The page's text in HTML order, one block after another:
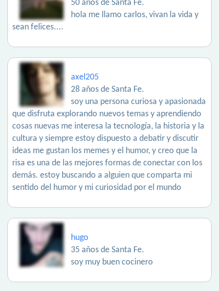
50 años de Santa Fe.
hola me llamo carlos, vivan la vida y
sean felices....
axel205
28 años de Santa Fe.
soy una persona curiosa y apasionada
que disfruta explorando nuevos temas y aprendiendo
cosas nuevas me interesa la tecnología, la historia y la
cultura y siempre estoy dispuesto a debatir y discutir
ideas me gustan los memes y el humor, y creo que la
risa es una de las mejores formas de conectar con los
demás. estoy buscando a alguien que comparta mi
sentido del humor y mi curiosidad por el mundo
hugo
35 años de Santa Fe.
soy muy buen cocinero